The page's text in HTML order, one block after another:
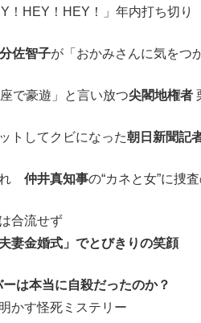
！HEY！HEY！」年内打ち切り
佐智子が「おかみさんに気をつ
で豪遊」と言い放つ尖閣地権者
トしてクビになった朝日新聞記
仲井真知事の“カネと女”に捜
合流せず
妻金婚式」でとびきりの笑顔
は本当に自殺だったのか？
かす怪死ミステリー